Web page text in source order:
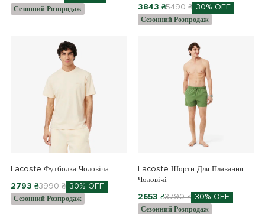
Сезонний Розпродаж 3843 ₴5490 ₴ 30% OFF
Сезонний Розпродаж
Lacoste Футболка Чоловіча
2793 ₴3990 ₴ 30% OFF
Сезонний Розпродаж
Lacoste Шорти Для Плавання
Чоловічі
2653 ₴3790 ₴ 30% OFF
Сезонний Розпродаж